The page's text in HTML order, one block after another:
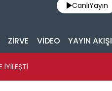
CanlıYayın
ZİRVE VİDEO YAYIN AKIŞI
İYİLEŞTİ